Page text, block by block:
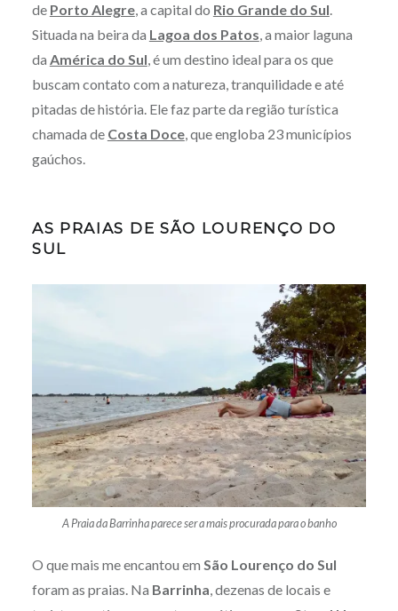
de Porto Alegre, a capital do Rio Grande do Sul.
Situada na beira da Lagoa dos Patos, a maior laguna
da América do Sul, é um destino ideal para os que
buscam contato com a natureza, tranquilidade e até
pitadas de história. Ele faz parte da região turística
chamada de Costa Doce, que engloba 23 municípios
gaúchos.
AS PRAIAS DE SÃO LOURENÇO DO
SUL
A Praia da Barrinha parece ser a mais procurada para o banho
O que mais me encantou em São Lourenço do Sul
foram as praias. Na Barrinha, dezenas de locais e